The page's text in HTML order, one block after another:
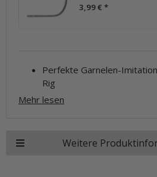
3,99 € *
Perfekte Garnelen-
Rig
Mehr lesen
Weitere